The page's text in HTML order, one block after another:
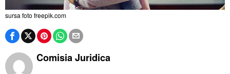
sursa foto freepik.com
Comisia Juridica